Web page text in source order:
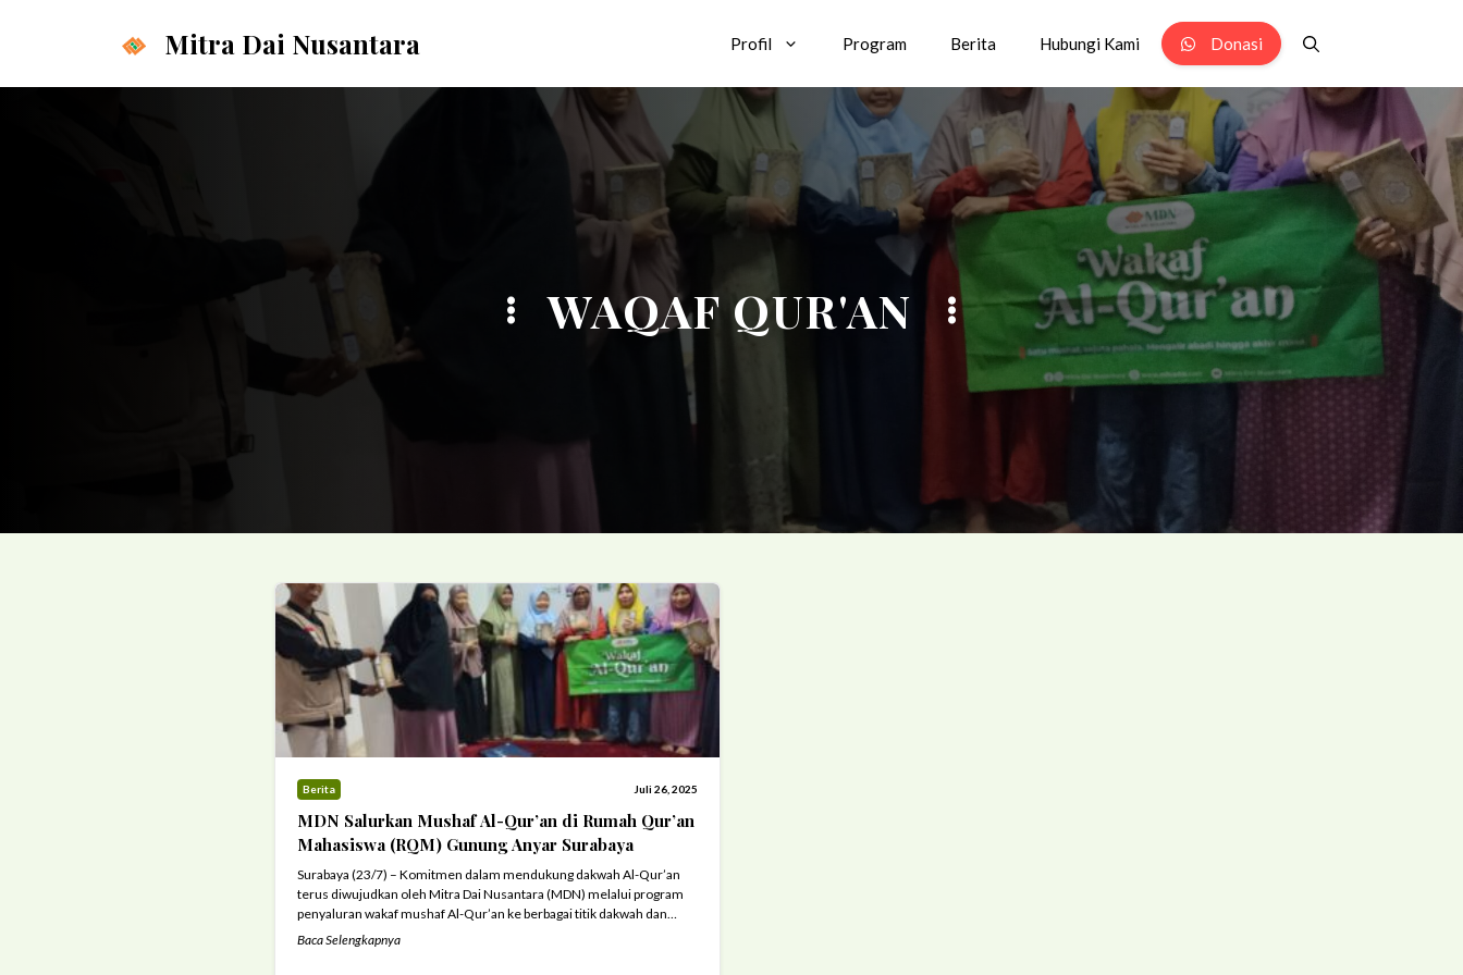
Mitra Dai Nusantara Profil Program Berita Hubungi Kami Donasi
WAQAF QUR'AN
Berita Juli 26, 2025
MDN Salurkan Mushaf Al-Qur’an di Rumah Qur’an
Mahasiswa (RQM) Gunung Anyar Surabaya
Surabaya (23/7) – Komitmen dalam mendukung dakwah Al-Qur’an
terus diwujudkan oleh Mitra Dai Nusantara (MDN) melalui program
penyaluran wakaf mushaf Al-Qur’an ke berbagai titik dakwah dan
lembaga pendidikan Islam. Kali ini, penyaluran dilakukan di Rumah
Baca Selengkapnya